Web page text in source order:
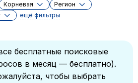
Корневая
Регион
ещё фильтры
бесплатные поисковые
в месяц — бесплатно).
чтобы выбрать